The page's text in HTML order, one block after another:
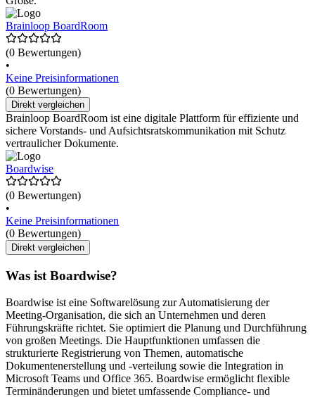
Brainloop BoardRoom
(0 Bewertungen)
•
Keine Preisinformationen
(0 Bewertungen)
Direkt vergleichen
Brainloop BoardRoom ist eine digitale Plattform für effiziente und
sichere Vorstands- und Aufsichtsratskommunikation mit Schutz
vertraulicher Dokumente.
Boardwise
(0 Bewertungen)
•
Keine Preisinformationen
(0 Bewertungen)
Direkt vergleichen
Was ist Boardwise?
Boardwise ist eine Softwarelösung zur Automatisierung der
Meeting-Organisation, die sich an Unternehmen und deren
Führungskräfte richtet. Sie optimiert die Planung und Durchführung
von großen Meetings. Die Hauptfunktionen umfassen die
strukturierte Registrierung von Themen, automatische
Dokumentenerstellung und -verteilung sowie die Integration in
Microsoft Teams und Office 365. Boardwise ermöglicht flexible
Terminänderungen und bietet umfassende Compliance- und